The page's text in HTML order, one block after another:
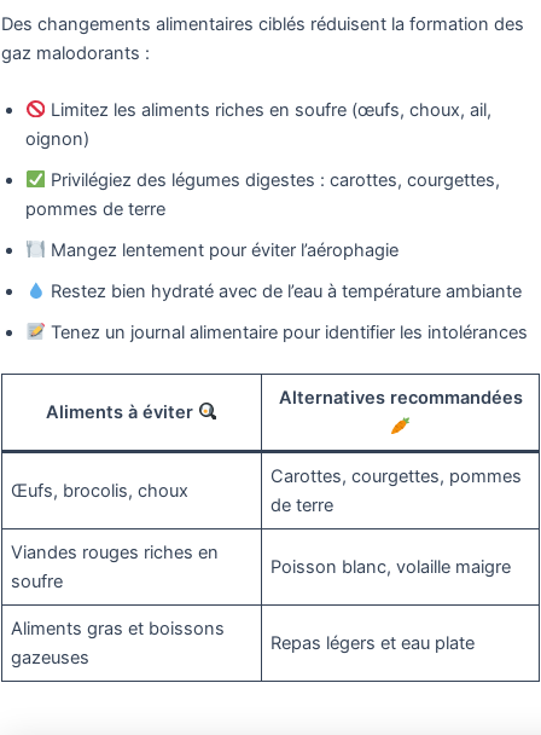
Des changements alimentaires ciblés réduisent la formation des
gaz malodorants :
Limitez les aliments riches en soufre (œufs, choux, ail,
oignon)
Privilégiez des légumes digestes : carottes, courgettes,
pommes de terre
Mangez lentement pour éviter l’aérophagie
Restez bien hydraté avec de l’eau à température ambiante
Tenez un journal alimentaire pour identifier les intolérances
Aliments à éviter
Alternatives recommandées
Œufs, brocolis, choux
Carottes, courgettes, pommes
de terre
Viandes rouges riches en
soufre
Poisson blanc, volaille maigre
Aliments gras et boissons
gazeuses
Repas légers et eau plate